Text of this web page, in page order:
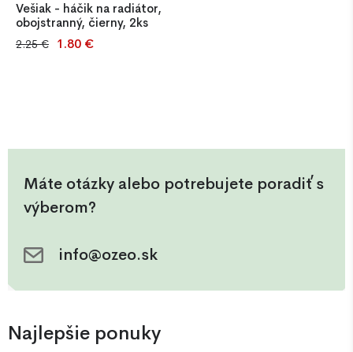
Vešiak - háčik na radiátor,
obojstranný, čierny, 2ks
bojstranný čierny vešiak na
2.25 € 1.80 €
Máte otázky alebo potrebujete poradiť s
výberom?
info@ozeo.sk
Najlepšie ponuky